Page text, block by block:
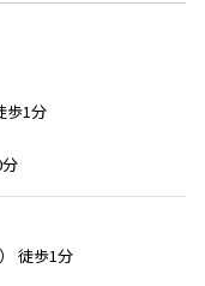
歩1分
徒歩1分